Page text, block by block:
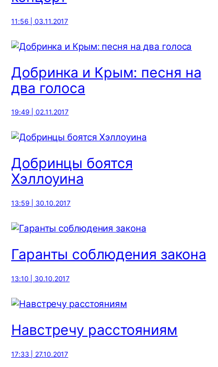
11:56 | 03.11.2017
Добринка и Крым: песня на
два голоса
19:49 | 02.11.2017
Добринцы боятся
Хэллоуина
13:59 | 30.10.2017
Гаранты соблюдения закона
13:10 | 30.10.2017
Навстречу расстояниям
17:33 | 27.10.2017